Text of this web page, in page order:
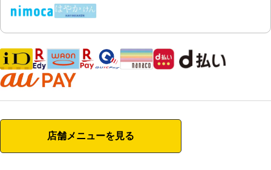
店舗メニューを見る